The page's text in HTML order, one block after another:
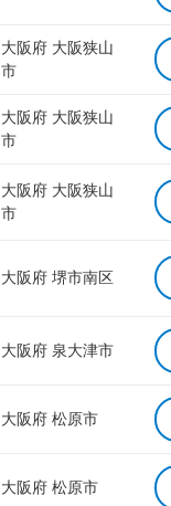
大阪府 大阪狭山
市
大阪府 大阪狭山
市
大阪府 大阪狭山
市
大阪府 堺市南区
大阪府 泉大津市
大阪府 松原市
大阪府 松原市